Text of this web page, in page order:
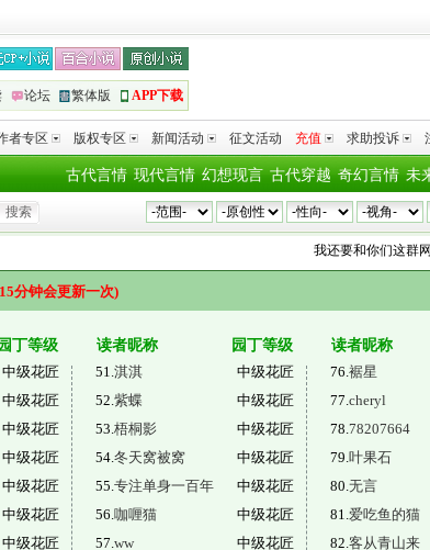
论坛 繁体版 APP下载
者专区 版权专区 新闻活动 征文活动 充值 求助投诉
未
奇幻言情
古代穿越
幻想现言
现代言情
古代言情
我还要和你们这群网友
分钟会更新一次)
园丁等级
中级花匠
中级花匠
中级花匠
中级花匠
中级花匠
中级花匠
中级花匠
读者昵称
园丁等级
51.淇淇
中级花匠
52.紫蝶
中级花匠
53.梧桐影
中级花匠
54.冬天窝被窝
中级花匠
55.专注单身一百年
中级花匠
56.咖喱猫
中级花匠
57.ww
中级花匠
读者昵称
76.裾星
77.cheryl
78.78207664
79.叶果石
80.无言
81.爱吃鱼的猫
82.客从青山来